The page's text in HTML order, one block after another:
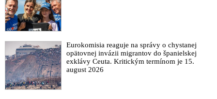
Eurokomisia reaguje na správy o chystanej
opätovnej invázii migrantov do španielskej
exklávy Ceuta. Kritickým termínom je 15.
august 2026